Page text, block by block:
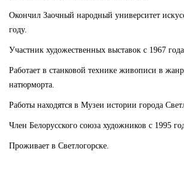
Окончил Заочный народный университет
году.
Участник художественных выставок с 1967 года.
Работает в станковой технике живописи в
натюрморта.
Работы находятся в Музеи истории города
Член Белорусского союза художников с 1995
Проживает в Светлогорске.